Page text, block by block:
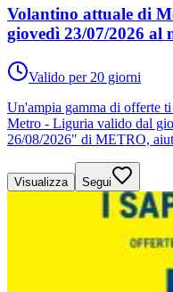
Volantino attuale di
giovedì 23/07/2026 al
Valido per 20 giorni
Un'ampia gamma di offerte
Metro - Liguria valido dal
26/08/2026" di METRO,
Visualizza Segui